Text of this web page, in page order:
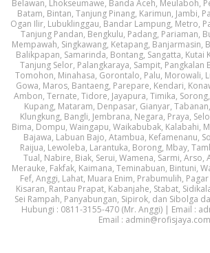
Belawan, Lhokseumawe, Banda Aceh, Meulaboh,
Batam, Bintan, Tanjung Pinang, Karimun, Jambi,
Ogan Ilir, Lubuklinggau, Bandar Lampung, Metro,
Tanjung Pandan, Bengkulu, Padang, Pariaman,
Mempawah, Singkawang, Ketapang, Banjarmasin,
Balikpapan, Samarinda, Bontang, Sangatta, Kutai
Tanjung Selor, Palangkaraya, Sampit, Pangkalan
Tomohon, Minahasa, Gorontalo, Palu, Morowali,
Gowa, Maros, Bantaeng, Parepare, Kendari,
Ambon, Ternate, Tidore, Jayapura, Timika,
Kupang, Mataram, Denpasar, Gianyar,
Klungkung, Bangli, Jembrana, Negara, Praya,
Bima, Dompu, Waingapu, Waikabubak, Kalabahi,
Bajawa, Labuan Bajo, Atambua, Kefamenanu,
Raijua, Lewoleba, Larantuka, Borong, Mbay,
Tual, Nabire, Biak, Serui, Wamena, Sarmi, Arso,
Merauke, Fakfak, Kaimana, Teminabuan, Bintuni,
Fef, Anggi, Lahat, Muara Enim, Prabumulih,
Kisaran, Rantau Prapat, Kabanjahe, Stabat,
Sei Rampah, Panyabungan, Sipirok, dan Sibolga
Hubungi : 0811-3155-470 (Mr. Anggi) | Email :
Email : admin@rofisjaya.com